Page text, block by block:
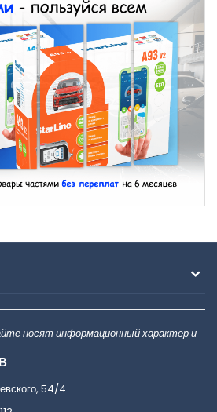
носят информационный характер и
54/4